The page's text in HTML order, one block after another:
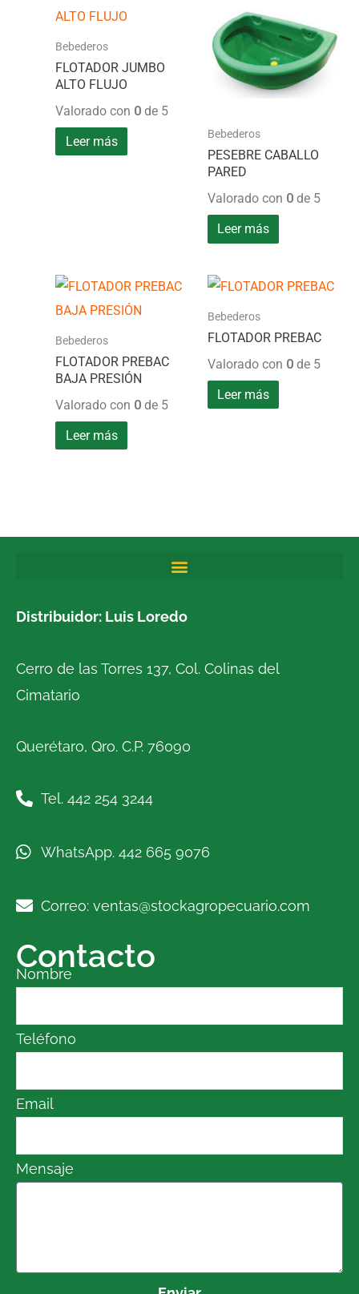
Bebederos
FLOTADOR JUMBO
ALTO FLUJO
Valorado con 0 de 5
Leer más Bebederos
PESEBRE CABALLO
PARED
Valorado con 0de 5
Leer más
Bebederos
FLOTADOR PREBAC
BAJA PRESIÓN
Valorado con 0 de 5
Leer más
Bebederos
FLOTADOR PREBAC
Valorado con 0de 5
Leer más
Distribuidor: Luis Loredo
Cerro de las Torres 137, Col. Colinas del
Cimatario
Querétaro, Qro. C.P. 76090
Tel. 442 254 3244
WhatsApp. 442 665 9076
Correo: ventas@stockagropecuario.com
Contacto
Nombre
Teléfono
Email
Mensaje